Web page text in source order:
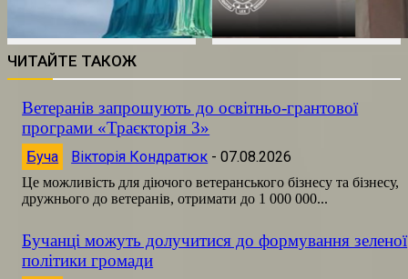
ЧИТАЙТЕ ТАКОЖ
Ветеранів запрошують до освітньо-грантової
програми «Траєкторія 3»
Буча Вікторія Кондратюк - 07.08.2026
Це можливість для діючого ветеранського бізнесу та бізнесу,
дружнього до ветеранів, отримати до 1 000 000...
Бучанці можуть долучитися до формування зеленої
політики громади